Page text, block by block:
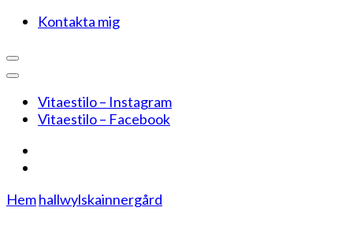
Kontakta mig
Vitaestilo – Instagram
Vitaestilo – Facebook
Hemhallwylskainnergård